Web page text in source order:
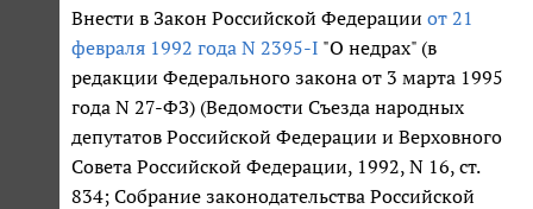
Внести в Закон Российской Федерации от 21
февраля 1992 года N 2395-I "О недрах" (в
редакции Федерального закона от 3 марта 1995
года N 27-ФЗ) (Ведомости Съезда народных
депутатов Российской Федерации и Верховного
Совета Российской Федерации, 1992, N 16, ст.
834; Собрание законодательства Российской